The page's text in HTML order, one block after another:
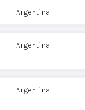
Argentina
Argentina
Argentina